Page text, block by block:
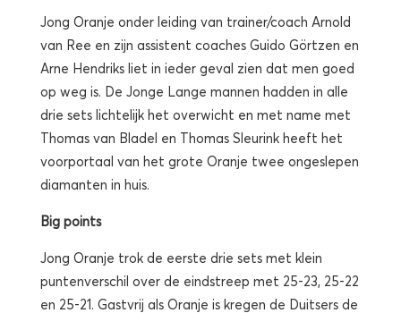
Jong Oranje onder leiding van trainer/coach Arnold
van Ree en zijn assistent coaches Guido Görtzen en
Arne Hendriks liet in ieder geval zien dat men goed
op weg is. De Jonge Lange mannen hadden in alle
drie sets lichtelijk het overwicht en met name met
Thomas van Bladel en Thomas Sleurink heeft het
voorportaal van het grote Oranje twee ongeslepen
diamanten in huis.
Big points
Jong Oranje trok de eerste drie sets met klein
puntenverschil over de eindstreep met 25-23, 25-22
en 25-21. Gastvrij als Oranje is kregen de Duitsers de